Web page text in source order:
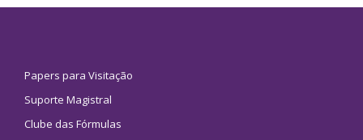
Papers para Visitação
Suporte Magistral
Clube das Fórmulas